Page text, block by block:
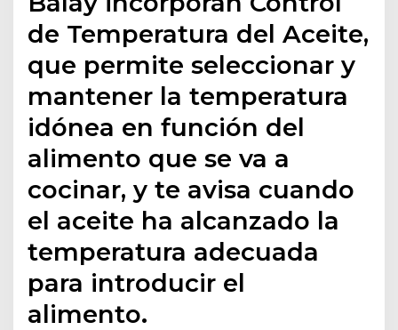
de Temperatura del Aceite,
que permite seleccionar y
mantener la temperatura
idónea en función del
alimento que se va a
cocinar, y te avisa cuando
el aceite ha alcanzado la
temperatura adecuada
para introducir el
alimento.